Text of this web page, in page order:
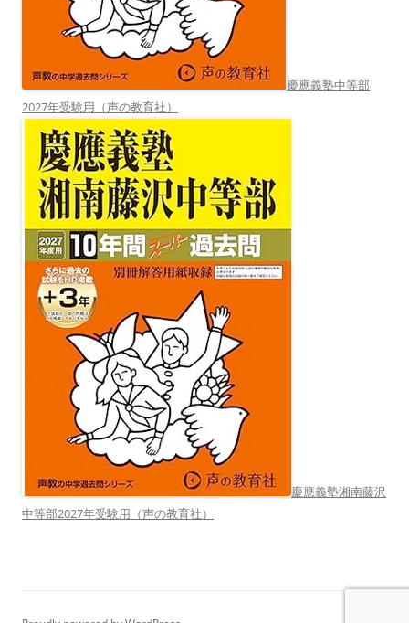
慶應義塾中等部
2027年受験用（声の教育社）
慶應義塾湘南藤沢
中等部2027年受験用（声の教育社）